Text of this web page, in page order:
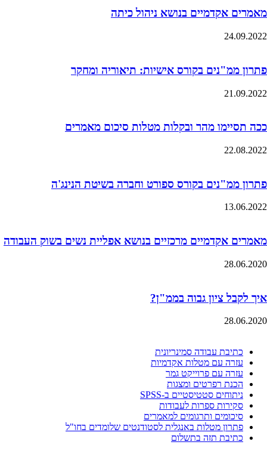
מאמרים אקדמיים בנושא ניהול כיתה
24.09.2022
פתרון ממ"נים בקורס אישיות: תיאוריה ומחקר
21.09.2022
ככה תסיימו מהר ובקלות מטלות סיכום מאמרים
22.08.2022
פתרון ממ"נים בקורס ספורט וחברה בשיטת הנינג'ה
13.06.2022
מאמרים אקדמיים מרכזיים בנושא אפליית נשים בשוק העבודה
28.06.2020
איך לקבל ציון גבוה בממ"ן?
28.06.2020
כתיבת עבודה סמינריונית
עזרה עם מטלות אקדמיות
עזרה עם פרוייקט גמר
הכנת רפרטים ומצגות
ניתוחים סטטיסטיים ב-SPSS
סקירות ספרות לעבודות
סיכומים ותרגומים למאמרים
פתרון מטלות באנגלית לסטודנטים שלומדים בחו"ל
כתיבת תזה בתשלום